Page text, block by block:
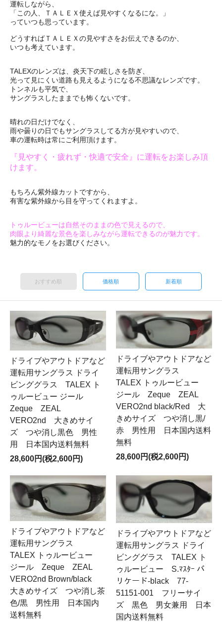
運転しながら、
「この人、ＴＡＬＥＸ使えば見やすくなるにな。」
っていつも思っています。
どうすればＴＡＬＥＸの見やすさをお伝えできるのか、
いつも考えています。
TALEXのレンズは、炎天下の眩しさを防ぎ、
光って見にくい道路も見えるようになる不思議なレンズです。
トンネルも平気で、
サングラスしたままでも怖くないです。
晴れの日だけでなく、
雨や曇りの日でもサングラスしてる方が見やすいので、
車の運転時は常にご利用頂けます。
『見やすく・疲れず・快適で安全』に運転をお楽しみ頂
けます。
もちろん紫外線カットですから、
有害な紫外線から目を守ってくれますよ。
トゥルービューは自然そのままの色で見えるので、
肉眼より綺麗な景色を楽しみながら運転できるのが魅力です。
魅力的なモノをお選びください。
おすすめ順 価格順 新着順
ドライブやアウトドアなど
運転用サングラス ドライ
ビンググラス TALEX ト
ゥルービュー ジール
Zeque ZEAL
VERO2nd 大きめサイ
ズ つや消し黒色 男性
用 日本国内送料無料
28,600円(税2,600円)
ドライブやアウトドアなど
運転用サングラス
TALEX トゥルービュー
ジール Zeque ZEAL
VERO2nd black/Red 大
きめサイズ つや消し黒/
赤 男性用 日本国内送料
無料
28,600円(税2,600円)
ドライブやアウトドアなど
運転用サングラス
TALEX トゥルービュー
ジール Zeque ZEAL
VERO2nd Brown/black
大きめサイズ つや消し茶
色/黒 男性用 日本国内
送料無料
ドライブやアウトドアなど
運転用サングラス ドライ
ビンググラス TALEX ト
ゥルービュー S.ﾏｽﾀｰ バ
リケード-black 77-
51151-001 フリーサイ
ズ 黒色 男女兼用 日本
国内送料無料